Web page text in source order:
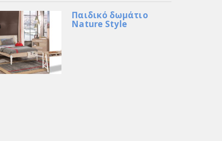
Παιδικό δωμάτιο
Nature Style